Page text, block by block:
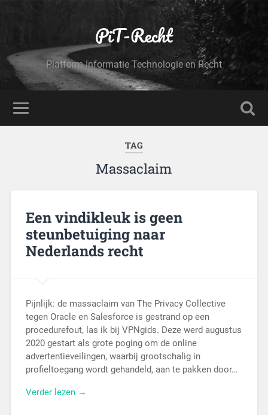
PiT-Recht
Platform Informatie Technologie en Recht
TAG
Massaclaim
Een vindikleuk is geen
steunbetuiging naar
Nederlands recht
Pijnlijk: de massaclaim van The Privacy Collective
tegen Oracle en Salesforce is gestrand op een
procedurefout, las ik bij VPNgids. Deze werd augustus
2020 gestart als grote poging om de online
advertentieveilingen, waarbij grootschalig in
profieltoegang wordt gehandeld, aan te pakken door…
Verder lezen →